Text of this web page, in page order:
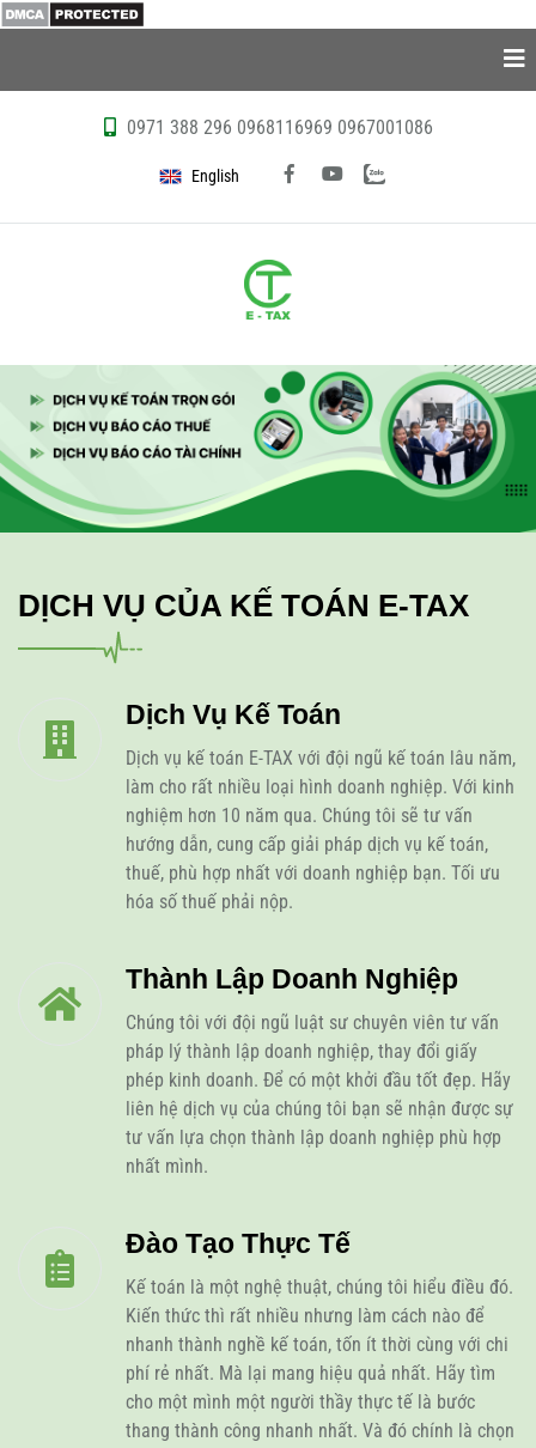
DỊCH VỤ CỦA KẾ TOÁN E-TAX
Dịch Vụ Kế Toán
Dịch vụ kế toán E-TAX với đội ngũ kế toán lâu năm,
làm cho rất nhiều loại hình doanh nghiệp. Với kinh
nghiệm hơn 10 năm qua. Chúng tôi sẽ tư vấn
hướng dẫn, cung cấp giải pháp dịch vụ kế toán,
thuế, phù hợp nhất với doanh nghiệp bạn. Tối ưu
hóa số thuế phải nộp.
Thành Lập Doanh Nghiệp
Chúng tôi với đội ngũ luật sư chuyên viên tư vấn
pháp lý thành lập doanh nghiệp, thay đổi giấy
phép kinh doanh. Để có một khởi đầu tốt đẹp. Hãy
liên hệ dịch vụ của chúng tôi bạn sẽ nhận được sự
tư vấn lựa chọn thành lập doanh nghiệp phù hợp
nhất mình.
Đào Tạo Thực Tế
Kế toán là một nghệ thuật, chúng tôi hiểu điều đó.
Kiến thức thì rất nhiều nhưng làm cách nào để
nhanh thành nghề kế toán, tốn ít thời cùng với chi
phí rẻ nhất. Mà lại mang hiệu quả nhất. Hãy tìm
cho một mình một người thầy thực tế là bước
thang thành công nhanh nhất. Và đó chính là chọn
0971 388 296 0968116969 0967001086
English